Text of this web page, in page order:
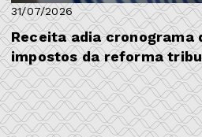
31/07/2026
Receita adia cronograma
impostos da reforma